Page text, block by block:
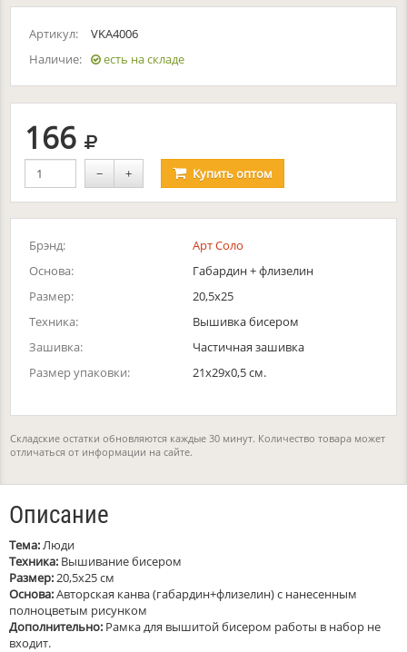
Артикул:
VKA4006
Наличие:
есть на складе
166 руб.
− + Купитьоптом
Брэнд:
Арт Соло
Основа:
Габардин + флизелин
Размер:
20,5х25
Техника:
Вышивка бисером
Зашивка:
Частичная зашивка
Размер упаковки:
21x29x0,5 см.
Складские остатки обновляются каждые 30 минут. Количество товара может
отличаться от информации на сайте.
Описание
Тема:Люди
Техника: Вышивание бисером
Размер:20,5х25 см
Основа:Авторская канва (габардин+флизелин) с нанесенным
полноцветым рисунком
Дополнительно: Рамка для вышитой бисером работы в набор не
входит.